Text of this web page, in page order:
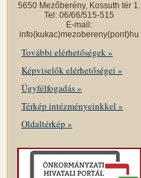
5650 Mezőberény, Kossuth tér 1.
Tel: 06/66/515-515
E-mail:
info(kukac)mezobereny(pont)hu
További elérhetőségek »
Képviselők elérhetőségei »
Ügyfélfogadás »
Térkép intézményeinkkel »
Oldaltérkép »